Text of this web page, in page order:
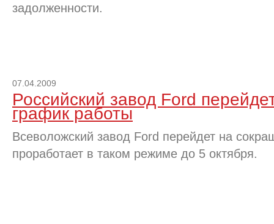
задолженности.
07.04.2009
Российский завод Ford
график работы
Всеволожский завод Ford перейдет на
проработает в таком режиме до 5 октября.